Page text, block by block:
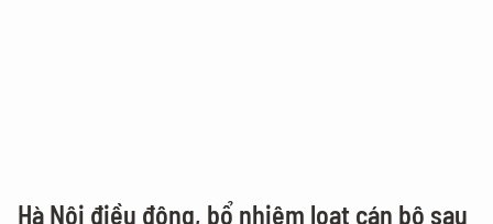
Hà Nội điều động, bổ nhiệm loạt cán bộ sau